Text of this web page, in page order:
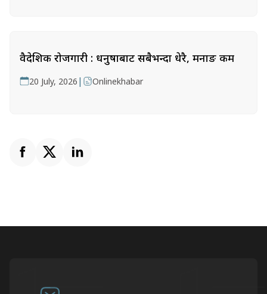
वैदेशिक रोजगारी : धनुषाबाट सबैभन्दा धेरै, मनाङ कम
20 July, 2026 | Onlinekhabar